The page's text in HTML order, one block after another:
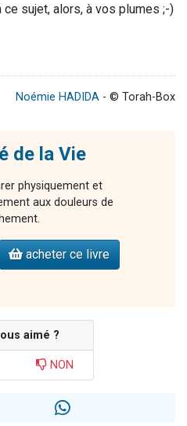
sujet, alors, à vos plumes ;-)
Noémie HADIDA - © Torah-Box
de la Vie
physiquement et
aux douleurs de
acheter ce livre
aimé ?
NON